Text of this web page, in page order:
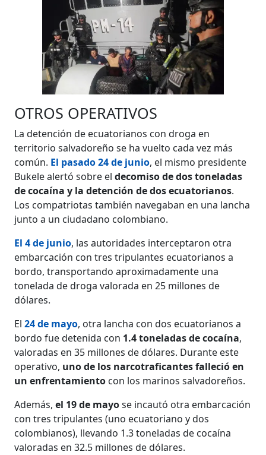
OTROS OPERATIVOS
La detención de ecuatorianos con droga en
territorio salvadoreño se ha vuelto cada vez más
común. El pasado 24 de junio, el mismo presidente
Bukele alertó sobre el decomiso de dos toneladas
de cocaína y la detención de dos ecuatorianos.
Los compatriotas también navegaban en una lancha
junto a un ciudadano colombiano.
El 4 de junio, las autoridades interceptaron otra
embarcación con tres tripulantes ecuatorianos a
bordo, transportando aproximadamente una
tonelada de droga valorada en 25 millones de
dólares.
El24 de mayo, otra lancha con dos ecuatorianos a
bordo fue detenida con 1.4 toneladas de cocaína,
valoradas en 35 millones de dólares. Durante este
operativo, uno de los narcotraficantes falleció en
un enfrentamiento con los marinos salvadoreños.
Además,el 19 de mayose incautó otra embarcación
con tres tripulantes (uno ecuatoriano y dos
colombianos), llevando 1.3 toneladas de cocaína
valoradas en 32.5 millones de dólares.